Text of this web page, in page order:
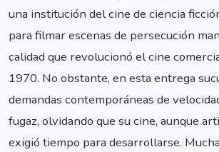
una institución del cine de ciencia
para filmar escenas de persecución
calidad que revolucionó el cine
1970. No obstante, en esta entrega
demandas contemporáneas de
fugaz, olvidando que su cine, aunque
exigió tiempo para desarrollarse.